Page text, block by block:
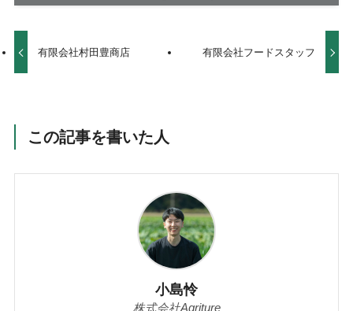
有限会社村田豊商店 有限会社フードスタッフ
この記事を書いた人
小島怜
株式会社Agriture